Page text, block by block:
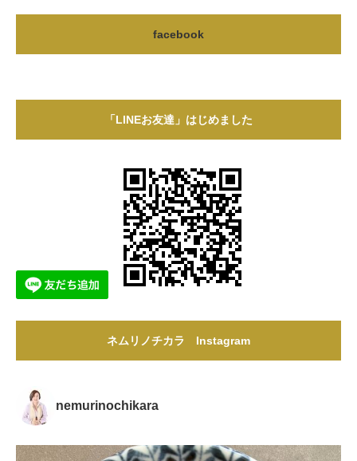
facebook
「LINEお友達」はじめました
ネムリノチカラ Instagram
nemurinochikara